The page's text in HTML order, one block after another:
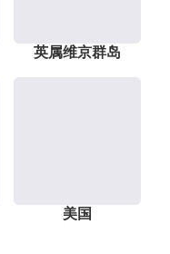
英属维京群岛
美国